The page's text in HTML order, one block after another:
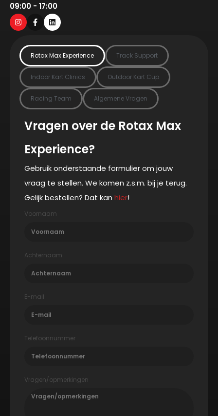
09:00 - 17:00
Rotax Max Experience Track Support
Indoor Kart Clinics Outdoor Kart Cup
Racing Team Algemene Vragen
Vragen over de Rotax Max
Experience?
Gebruik onderstaande formulier om jouw
vraag te stellen. We komen z.s.m. bij je terug.
Gelijk bestellen? Dat kan hier!
Voornaam
Achternaam
E-mail
Telefoonnummer
Vragen/opmerkingen